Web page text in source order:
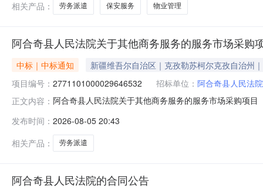
相关产品：
劳务派遣 保安服务 物业管理
阿合奇县人民法院关于其他商务服务的服务市场采购
中标｜中标通知
新疆维吾尔自治区｜克孜勒苏柯尔克孜自治州
项目编号： 2771101000029646532 招标单位： 阿合奇县人民法院
正文内容： 阿合奇县人民法院关于其他商务服务的服务市场采购项
目所在行政区划编码:653099项目所在行政区划名称:克
发布时间： 2026-08-05 20:43
相关产品：
劳务派遣
阿合奇县人民法院的合同公告